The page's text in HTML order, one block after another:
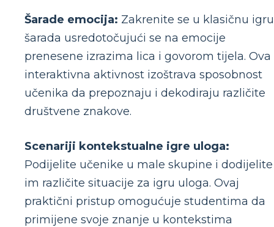
Šarade emocija: Zakrenite se u klasičnu
šarada usredotočujući se na emocije
prenesene izrazima lica i govorom tijela. Ova
interaktivna aktivnost izoštrava sposobnost
učenika da prepoznaju i dekodiraju različite
društvene znakove.
Scenariji kontekstualne igre uloga:
Podijelite učenike u male skupine i dodijelite
im različite situacije za igru ​​uloga. Ovaj
praktični pristup omogućuje studentima da
primijene svoje znanje u kontekstima